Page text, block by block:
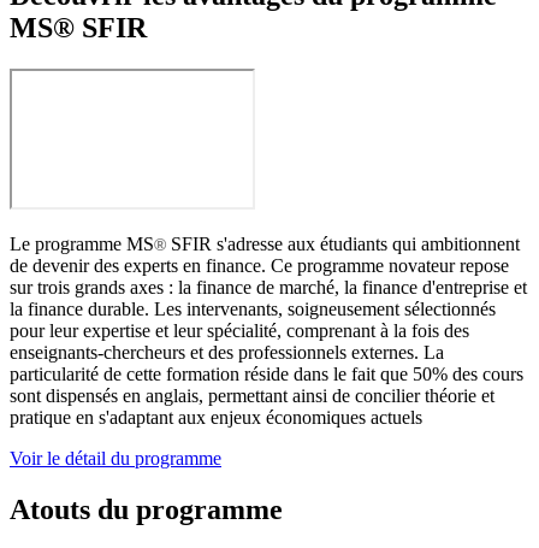
MS® SFIR
Le programme MS® SFIR s'adresse aux étudiants qui ambitionnent
de devenir des experts en finance. Ce programme novateur repose
sur trois grands axes : la finance de marché, la finance d'entreprise et
la finance durable. Les intervenants, soigneusement sélectionnés
pour leur expertise et leur spécialité, comprenant à la fois des
enseignants-chercheurs et des professionnels externes. La
particularité de cette formation réside dans le fait que 50% des cours
sont dispensés en anglais, permettant ainsi de concilier théorie et
pratique en s'adaptant aux enjeux économiques actuels
Voir le détail du programme
Atouts du programme